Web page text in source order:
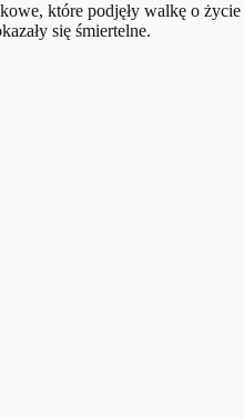
które podjęły walkę o życie
się śmiertelne.